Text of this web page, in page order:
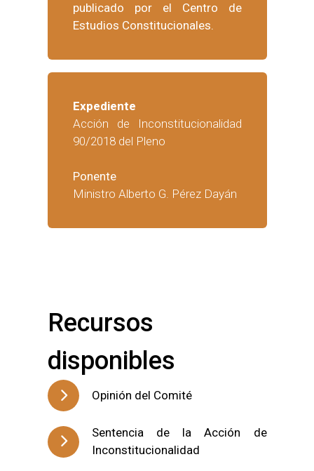
publicado por el Centro de
Estudios Constitucionales.
Expediente
Acción de Inconstitucionalidad
90/2018 del Pleno
Ponente
Ministro Alberto G. Pérez Dayán
Recursos
disponibles
Opinión del Comité
Sentencia de la Acción de
Inconstitucionalidad